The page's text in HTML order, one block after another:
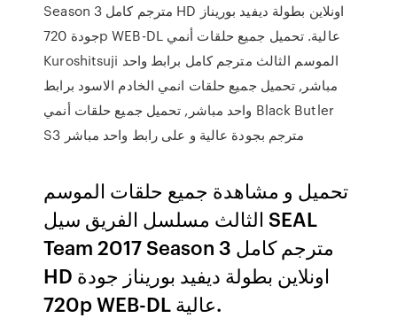
Season 3 مترجم كامل HD اونلاين بطولة ديفيد بوريناز
جودة 720p WEB-DL عالية. تحميل جميع حلقات أنمي
Kuroshitsuji الموسم الثالث مترجم كامل برابط واحد
مباشر, تحميل جميع حلقات انمي الخادم الاسود برابط
واحد مباشر, تحميل جميع حلقات أنمي Black Butler
S3 مترجم بجودة عالية و على رابط واحد مباشر
تحميل و مشاهدة جميع حلقات الموسم
الثالث مسلسل الفريق سيل SEAL
Team 2017 Season 3 مترجم كامل
HD اونلاين بطولة ديفيد بوريناز جودة
720p WEB-DL عالية.